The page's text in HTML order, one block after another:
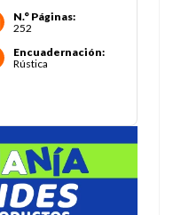
N.° Páginas:
252
Encuadernación:
Rústica